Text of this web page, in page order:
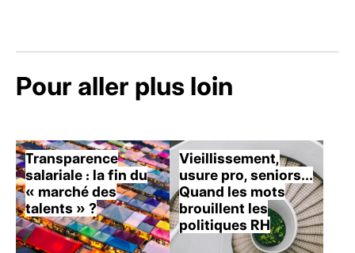
Pour aller plus loin
Transparence
salariale : la fin du
« marché des
talents » ?
Vieillissement,
usure pro, seniors…
Quand les mots
brouillent les
politiques RH